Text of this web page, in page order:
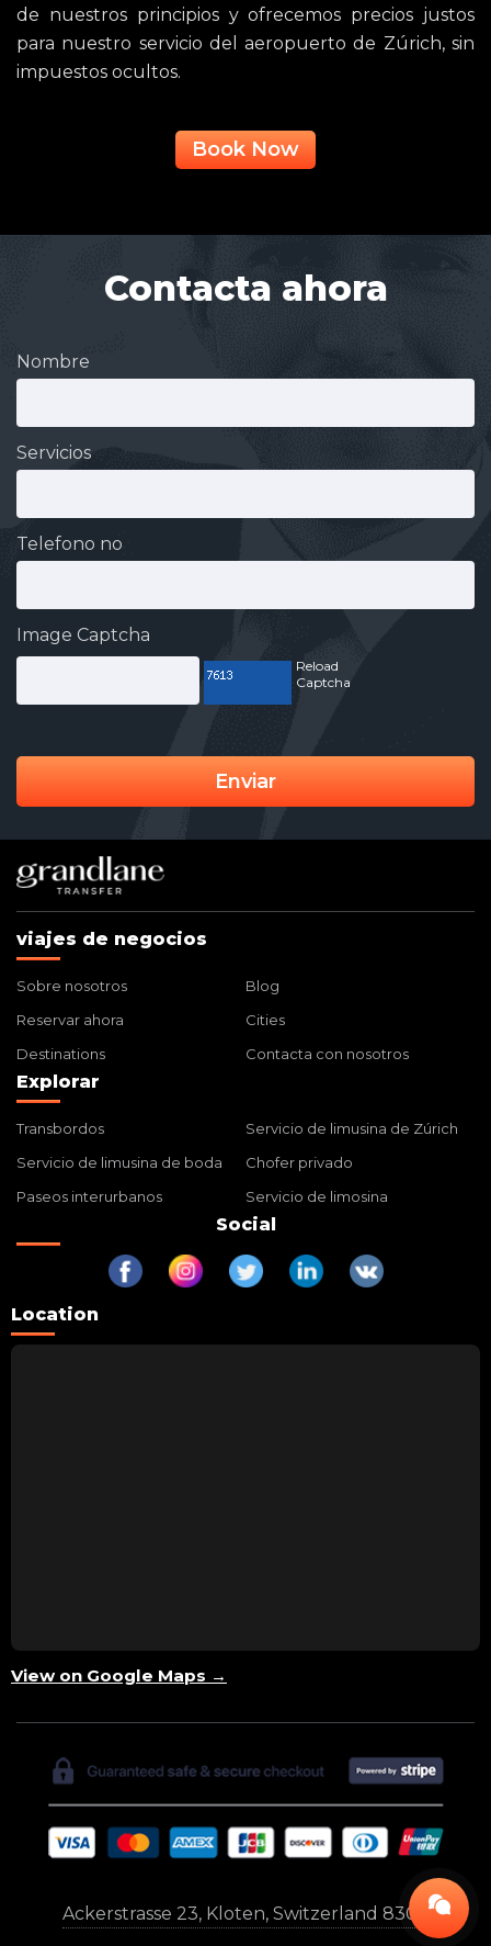
de nuestros principios y ofrecemos precios justos
para nuestro servicio del aeropuerto de Zúrich, sin
impuestos ocultos.
Book Now
Contacta ahora
Nombre
Servicios
Telefono no
Image Captcha
Reload
Captcha
Enviar
viajes de negocios
Sobre nosotros
Blog
Reservar ahora
Cities
Destinations
Contacta con nosotros
Explorar
Transbordos
Servicio de limusina de Zúrich
Servicio de limusina de boda
Chofer privado
Paseos interurbanos
Servicio de limosina
Social
Location
View on Google Maps →
Ackerstrasse 23, Kloten, Switzerland 8302